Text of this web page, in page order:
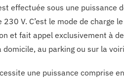
effectuée sous une puissance
V. C’est le mode de charge
et fait appel exclusivement à
domicile, au parking ou sur la
une puissance comprise